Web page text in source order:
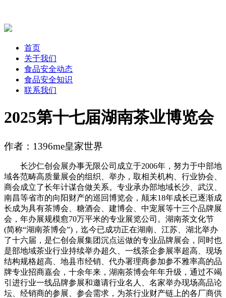
首页
关于我们
食品安全动态
食品安全知识
联系我们
2025第十七届湖南茶业博览会
作者：1396me皇家世界
长沙仁创会展办事无限公司成立于2006年，努力于中部地
域各范畴高质量展会的组织、举办，取相关机构、行业协会、
商会成立了长年计谋合做关系。专业承办部地域长沙、武汉、
南昌等省市的向阳财产的巡回博览会，颠末18年成长已逐渐成
长成为具有茶博会、糖酒会、建博会、中宠展等十三个品牌展
会，年办展规模愈70万平米的专业展览公司。湖南茶文化节
(简称“湖南茶博会”)，迄今已成功正在湖南、江苏、湖北举办
了十六届，是仁创会展集团沉点运做的专业品牌展会，同时也
是部地域茶业行业持续举办超久、一线茶企参展率超高、现场
结构规格超高、地县市经销、代办署理商参加参不雅率高的品
牌专业招商嘉会，十余年来，湖南茶博会年年升级，通过不竭
引进行业一线品牌参展和邀请行业名人、名家举办现场高品论
坛、经销商的参展、参会需求，为茶行业财产链上的各厂商供